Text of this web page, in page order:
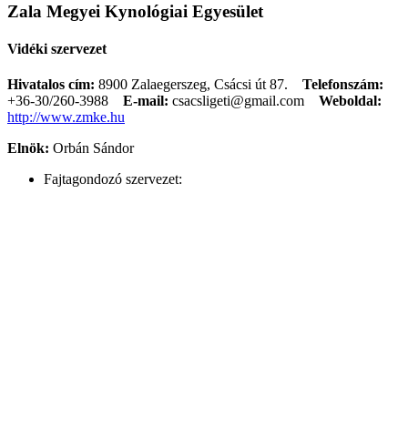
Zala Megyei Kynológiai Egyesület
Vidéki szervezet
Hivatalos cím: 8900 Zalaegerszeg, Csácsi út 87. Telefonszám:
+36-30/260-3988
E-mail: csacsligeti@gmail.com
Weboldal:
http://www.zmke.hu
Elnök: Orbán Sándor
Fajtagondozó szervezet: